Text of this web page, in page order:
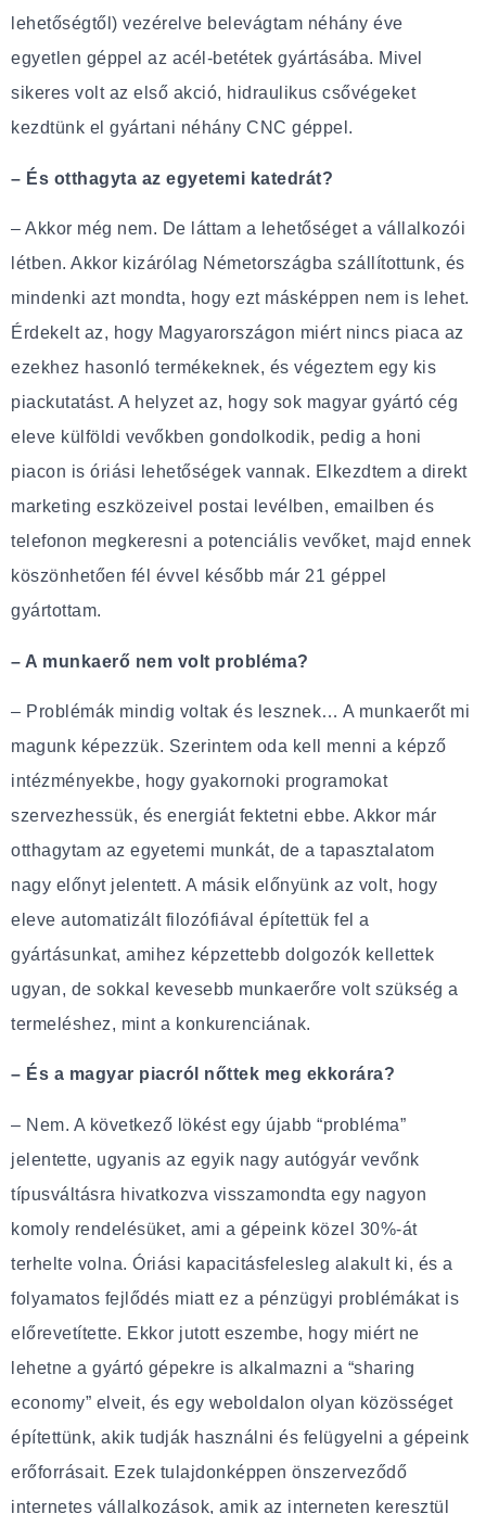
lehetőségtől) vezérelve belevágtam néhány éve
egyetlen géppel az acél-betétek gyártásába. Mivel
sikeres volt az első akció, hidraulikus csővégeket
kezdtünk el gyártani néhány CNC géppel.
– És otthagyta az egyetemi katedrát?
– Akkor még nem. De láttam a lehetőséget a vállalkozói
létben. Akkor kizárólag Németországba szállítottunk, és
mindenki azt mondta, hogy ezt másképpen nem is lehet.
Érdekelt az, hogy Magyarországon miért nincs piaca az
ezekhez hasonló termékeknek, és végeztem egy kis
piackutatást. A helyzet az, hogy sok magyar gyártó cég
eleve külföldi vevőkben gondolkodik, pedig a honi
piacon is óriási lehetőségek vannak. Elkezdtem a direkt
marketing eszközeivel postai levélben, emailben és
telefonon megkeresni a potenciális vevőket, majd ennek
köszönhetően fél évvel később már 21 géppel
gyártottam.
– A munkaerő nem volt probléma?
– Problémák mindig voltak és lesznek… A munkaerőt mi
magunk képezzük. Szerintem oda kell menni a képző
intézményekbe, hogy gyakornoki programokat
szervezhessük, és energiát fektetni ebbe. Akkor már
otthagytam az egyetemi munkát, de a tapasztalatom
nagy előnyt jelentett. A másik előnyünk az volt, hogy
eleve automatizált filozófiával építettük fel a
gyártásunkat, amihez képzettebb dolgozók kellettek
ugyan, de sokkal kevesebb munkaerőre volt szükség a
termeléshez, mint a konkurenciának.
– És a magyar piacról nőttek meg ekkorára?
– Nem. A következő lökést egy újabb “probléma”
jelentette, ugyanis az egyik nagy autógyár vevőnk
típusváltásra hivatkozva visszamondta egy nagyon
komoly rendelésüket, ami a gépeink közel 30%-át
terhelte volna. Óriási kapacitásfelesleg alakult ki, és a
folyamatos fejlődés miatt ez a pénzügyi problémákat is
előrevetítette. Ekkor jutott eszembe, hogy miért ne
lehetne a gyártó gépekre is alkalmazni a “sharing
economy” elveit, és egy weboldalon olyan közösséget
építettünk, akik tudják használni és felügyelni a gépeink
erőforrásait. Ezek tulajdonképpen önszerveződő
internetes vállalkozások, amik az interneten keresztül